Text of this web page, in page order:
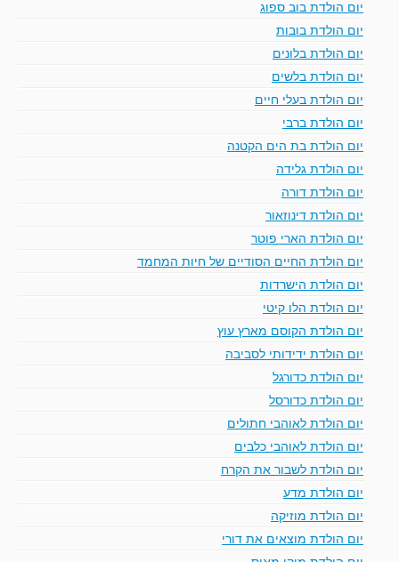
יום הולדת בוב ספוג
יום הולדת בובות
יום הולדת בלונים
יום הולדת בלשים
יום הולדת בעלי חיים
יום הולדת ברבי
יום הולדת בת הים הקטנה
יום הולדת גלידה
יום הולדת דורה
יום הולדת דינוזאור
יום הולדת הארי פוטר
יום הולדת החיים הסודיים של חיות המחמד
יום הולדת הישרדות
יום הולדת הלו קיטי
יום הולדת הקוסם מארץ עוץ
יום הולדת ידידותי לסביבה
יום הולדת כדורגל
יום הולדת כדורסל
יום הולדת לאוהבי חתולים
יום הולדת לאוהבי כלבים
יום הולדת לשבור את הקרח
יום הולדת מדע
יום הולדת מוזיקה
יום הולדת מוצאים את דורי